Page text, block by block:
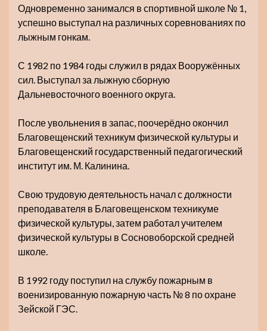
Одновременно занимался в спортивной школе № 1,
успешно выступал на различных соревнованиях по
лыжным гонкам.
С 1982 по 1984 годы служил в рядах Вооружённых
сил. Выступал за лыжную сборную
Дальневосточного военного округа.
После увольнения в запас, поочерёдно окончил
Благовещенский техникум физической культуры и
Благовещенский государственный педагогический
институт им. М. Калинина.
Свою трудовую деятельность начал с должности
преподавателя в Благовещенском техникуме
физической культуры, затем работал учителем
физической культуры в Сосновоборской средней
школе.
В 1992 году поступил на службу пожарным в
военизированную пожарную часть № 8 по охране
Зейской ГЭС.